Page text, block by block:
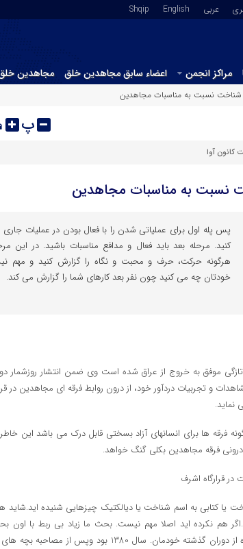
عربي English
Shqip
مراکز انجمن اعضاء سابق مجاهدین خلق مجاهدین
شناخت نسبت به مناسبات مجاهدین
پ
کانون آوا
نسبت به مناسبات مجاهدین
پس پله اول برای عملیاتی شدن را با فعال بودن در عملیات
کنید. مرحله بعد باید فعال و مدافع مناسبات باشید. در این
هرگونه حرکت، حرف و محبت و نگاه را گزارش کنید و مهم
خودتان چه می کنید چون نفر بعد کارهای شما را گزارش می کند.
موفق به خروج از عراق شده است وی ضمن انتشار روزشمار
و تجربیات دردآور خود، از درون روابط فرقه ای مجاهدین در
نماید.
فرقه ها برای انسانهای آزاد بسختی قابل درک می باشد این
فرقه مجاهدین بکلی گنگ خواهد.
در قرارگاه اشرف
کتابی به اسم شناخت یا دیالکتیک چیزهایی شنیده
هم نکرده اید اصلا مهم نیست. بحث ما زیاد بی ربط با اون
خاطراتی است و شناختی و تحلیلی کوتاه از دوران گذشته خودمان. سال 1380 بود وپس